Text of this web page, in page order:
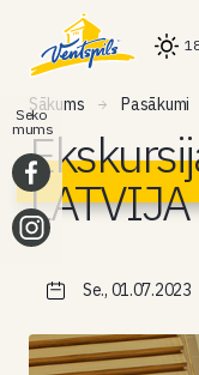
Sākums Pasākumi
LATVIJA
Se., 01.07.2023
Seko
mums